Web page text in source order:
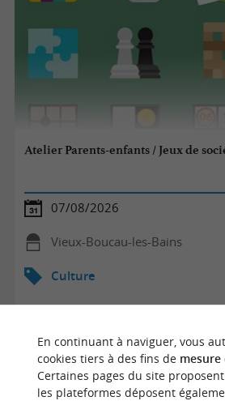
Atelier Parents-enfants / Jeux de
07/08/2026
Vieux-Boucau-les-Bains
Culture
En continuant à naviguer, vous
cookies tiers à des fins de mesure
Certaines pages du site
les plateformes déposent